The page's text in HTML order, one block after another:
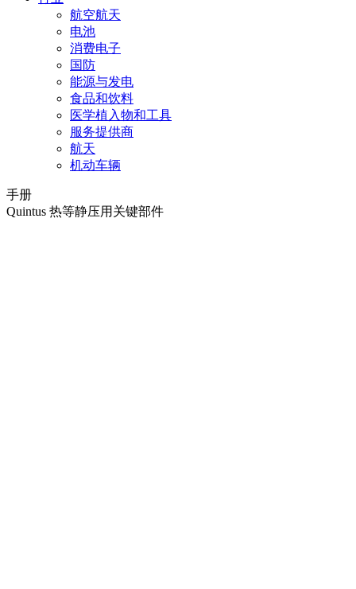
航空航天
电池
消费电子
国防
能源与发电
食品和饮料
医学植入物和工具
服务提供商
航天
机动车辆
手册
Quintus 热等静压用关键部件